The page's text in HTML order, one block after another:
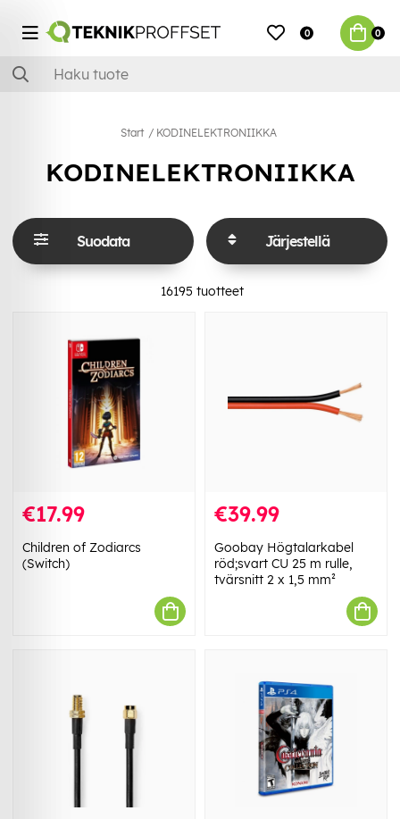
0 0
Start KODINELEKTRONIIKKA
KODINELEKTRONIIKKA
Suodata Järjestellä
16195 tuotteet
€17.99
Children of Zodiarcs
(Switch)
€39.99
Goobay Högtalarkabel
röd;svart CU 25 m rulle,
tvärsnitt 2 x 1,5 mm²